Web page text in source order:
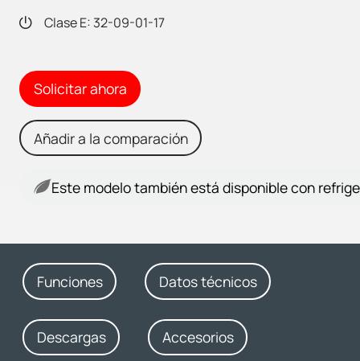
Clase E: 32-09-01-17
Solicitar ahora
Añadir a la comparación
Este modelo también está disponible con
Funciones Datos técnicos
Descargas Accesorios